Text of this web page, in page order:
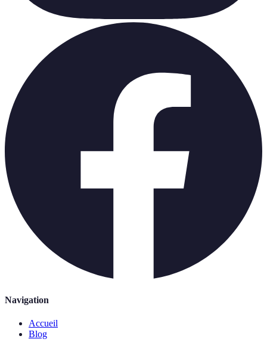
Navigation
Accueil
Blog